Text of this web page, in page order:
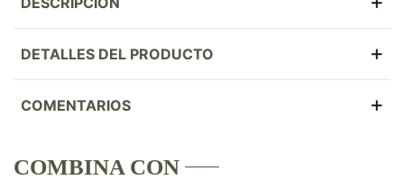
DETALLES DEL PRODUCTO
COMENTARIOS
COMBINA CON